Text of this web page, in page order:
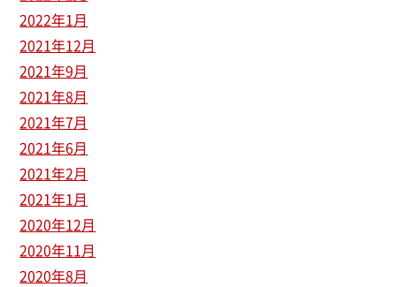
2022年1月
2021年12月
2021年9月
2021年8月
2021年7月
2021年6月
2021年2月
2021年1月
2020年12月
2020年11月
2020年8月